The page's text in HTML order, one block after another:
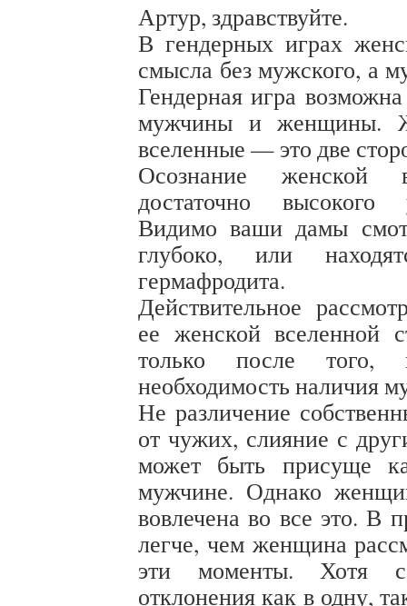
Артур, здравствуйте.
В гендерных играх
смысла без мужского, а
Гендерная игра
мужчины и женщины.
вселенные — это две
Осознание женской
достаточно высокого
Видимо ваши дамы
глубоко, или
гермафродита.
Действительное
ее женской вселенной
только после того,
необходимость наличия
Не различение
от чужих, слияние с
может быть присуще
мужчине. Однако
вовлечена во все это. В
легче, чем женщина
эти моменты. Хотя
отклонения как в одну,